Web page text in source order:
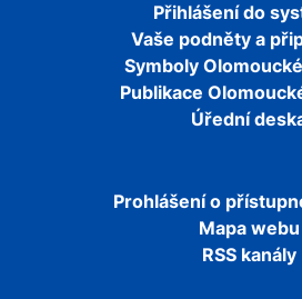
Přihlášení do
Vaše podněty a
Symboly
Publikace
Úřední
Prohlášení o
Mapa webu
RSS kanály